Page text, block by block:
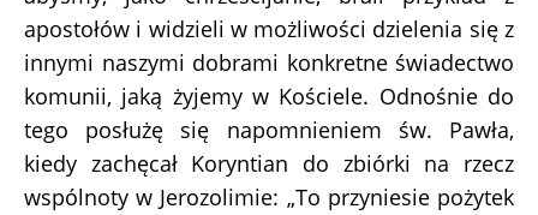
apostołów i widzieli w możliwości dzielenia się z
innymi naszymi dobrami konkretne świadectwo
komunii, jaką żyjemy w Kościele. Odnośnie do
tego posłużę się napomnieniem św. Pawła,
kiedy zachęcał Koryntian do zbiórki na rzecz
wspólnoty w Jerozolimie: „To przyniesie pożytek